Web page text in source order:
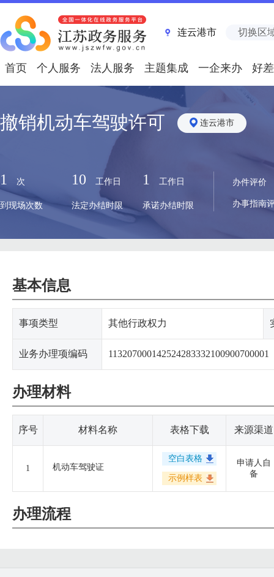
连云港市 切换区
首页 个人服务 法人服务 主题集成 一企来办 好
撤销机动车驾驶许可 连云港市
1 次
到现场次数
10 工作日
法定办结时限
1 工作日
承诺办结时限
办件评价
办事指南
基本信息
事项类型 其他行政权力
业务办理项编码 113207000142524283332100900700001
办理材料
序号 材料名称 表格下载 来源渠道
1 机动车驾驶证
空白表格
示例样表
申请人自
备
办理流程